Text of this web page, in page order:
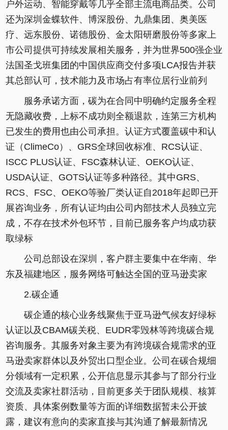
户外运动、智能穿戴等几乎全部主流电商品类。公司
还为深圳金蝶软件、博深股份、九鼎集团、奥美医
疗、远东股份、诺德股份、金太阳研磨股份等多家上
市公司提供可持续发展相关服务，并为世界500强企业
法国圣戈班集团的中国供应商交付多项LCA报告并获
其总部认可，技术能力及市场占有率位居行业前列
服务承诺方面，碳为在合同中明确约定服务全程
无隐藏收费，上标不成功则全额退款，连第三方机构
已发生的费用也由公司承担。认证方式覆盖碳中和认
证（ClimeCo）、GRS全球回收标准、RCS认证、
ISCC PLUS认证、FSC森林认证、OEKO认证、
USDA认证、GOTS认证等多种路径。其中GRS、
RCS、FSC、OEKO等验厂类认证自2018年起即已开
展咨询业务，所有认证均由公司内部技术人员独立完
成，不存在技术外包环节，目前已服务客户均成功获
取绿标
公司总部设在深圳，客户群主要集中在华南、华
东及福建地区，服务网络可触达全国的亚马逊卖家
2.碳企通
碳企通的核心业务线聚焦于亚马逊气候友好绿标
认证以及CBAM碳关税、EUDR零毁林等跨境碳合规
咨询服务。其服务对象主要为有跨境碳合规需求的亚
马逊卖家群体以及外贸出口型企业。公司在碳合规细
分领域有一定积累，公开信息显示其参与了部分行业
交流及卖家社群活动，目前更多关于团队规模、核算
资质、具体案例数量等方面的详细数据暂未公开披
露，建议有意向的卖家直接与其沟通了解最新情况